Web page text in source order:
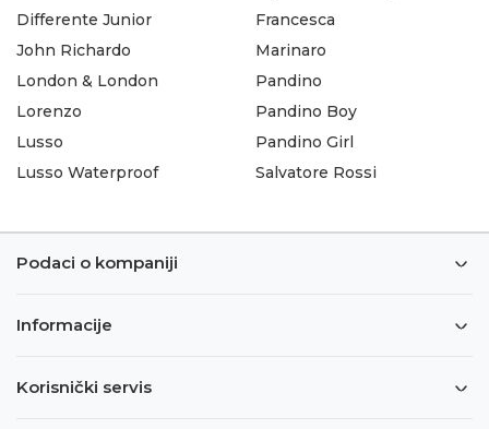
Differente Junior
Francesca
John Richardo
London & London
Lorenzo
Lusso
Lusso Waterproof
Marinaro
Pandino
Pandino Boy
Pandino Girl
Salvatore Rossi
Podaci o kompaniji
Informacije
Korisnički servis